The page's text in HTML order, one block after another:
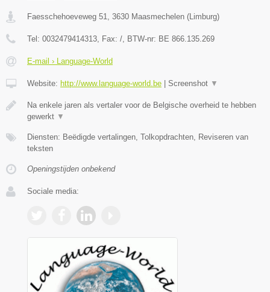
Faesschehoeveweg 51 3630 Maasmechelen (Limburg)
Tel: 0032479414313 , Fax: / , BTW-nr: BE 866.135.269
E-mail › Language-World
Website: http://www.language-world.be | Screenshot ▼
Na enkele jaren als vertaler voor de Belgische overheid te hebben
gewerkt ▼
Diensten: Beëdigde vertalingen, Tolkopdrachten, Reviseren van
teksten
Openingstijden onbekend
Sociale media: